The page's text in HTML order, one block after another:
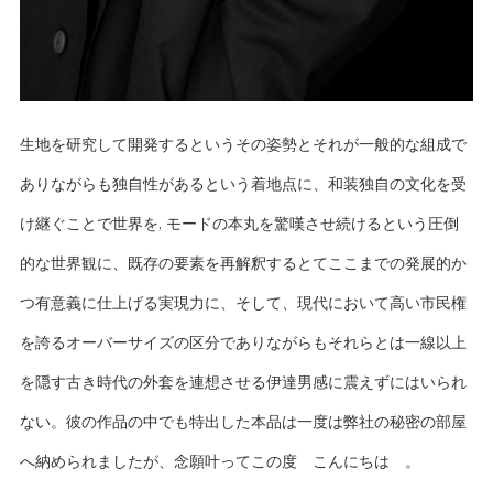
生地を研究して開発するというその姿勢とそれが一般的な組成で
ありながらも独自性があるという着地点に、和装独自の文化を受
け継ぐことで世界を, モードの本丸を驚嘆させ続けるという圧倒
的な世界観に、既存の要素を再解釈するとてここまでの発展的か
つ有意義に仕上げる実現力に、そして、現代において高い市民権
を誇るオーバーサイズの区分でありながらもそれらとは一線以上
を隠す古き時代の外套を連想させる伊達男感に震えずにはいられ
ない。彼の作品の中でも特出した本品は一度は弊社の秘密の部屋
へ納められましたが、念願叶ってこの度 こんにちは 。